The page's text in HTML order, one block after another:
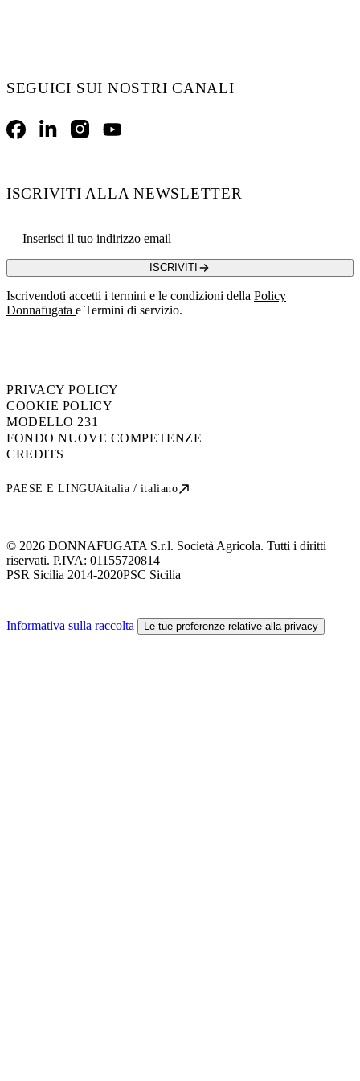
SEGUICI SUI NOSTRI CANALI
FacebookLinkedInInstagramYouTube
ISCRIVITI ALLA NEWSLETTER
ISCRIVITI
Iscrivendoti accetti i termini e le condizioni della Policy
Donnafugata e Termini di servizio.
PRIVACY POLICY
COOKIE POLICY
MODELLO 231
FONDO NUOVE COMPETENZE
CREDITS
PAESE E LINGUAitalia / italiano
© 2026 DONNAFUGATA S.r.l. Società Agricola. Tutti i diritti
riservati. P.IVA: 01155720814
PSR Sicilia 2014-2020PSC Sicilia
Informativa sulla raccolta Le tue preferenze relative alla privacy